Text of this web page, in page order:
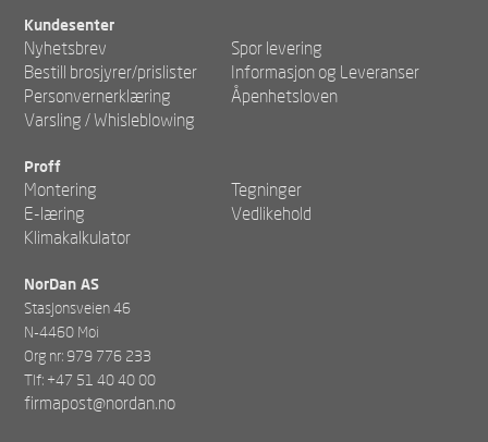
Kundesenter
Nyhetsbrev
Spor levering
Bestill brosjyrer/prislister
Informasjon og Leveranser
Personvernerklæring
Åpenhetsloven
Varsling / Whisleblowing
Proff
Montering
Tegninger
E-læring
Vedlikehold
Klimakalkulator
NorDan AS
Stasjonsveien 46
N-4460 Moi
Org nr: 979 776 233
Tlf: +47 51 40 40 00
firmapost@nordan.no